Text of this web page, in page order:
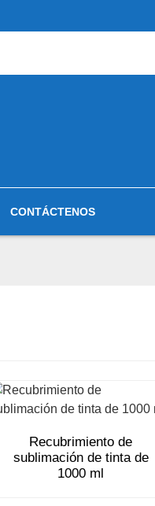
CONTÁCTENOS
Recubrimiento de
sublimación de tinta de
1000 ml